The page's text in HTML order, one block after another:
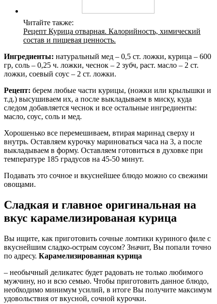
Читайте также:
Рецепт Курица отварная. Калорийность, химический
состав и пищевая ценность.
Ингредиенты: натуральный мед – 0,5 ст. ложки, курица – 600
гр, соль – 0,25 ч. ложки, чеснок – 2 зубч, раст. масло – 2 ст.
ложки, соевый соус – 2 ст. ложки.
Рецепт: берем любые части курицы, (ножки или крылышки и
т.д.) высушиваем их, а после выкладываем в миску, куда
следом добавляется чеснок и все остальные ингредиенты:
масло, соус, соль и мед.
Хорошенько все перемешиваем, втирая маринад сверху и
внутрь. Оставляем курочку мариноваться часа на 3, а после
выкладываем в форму. Оставляем готовиться в духовке при
температуре 185 градусов на 45-50 минут.
Подавать это сочное и вкуснейшее блюдо можно со свежими
овощами.
Сладкая и главное оригинальная на
вкус карамелизированая курица
Вы ищите, как приготовить сочные ломтики куриного филе с
вкуснейшим сладко-острым соусом? Значит, Вы попали точно
по адресу. Карамелизированная курица
– необычный деликатес будет радовать не только любимого
мужчину, но и всю семью. Чтобы приготовить данное блюдо,
необходимо минимум усилий, в итоге Вы получите максимум
удовольствия от вкусной, сочной курочки.